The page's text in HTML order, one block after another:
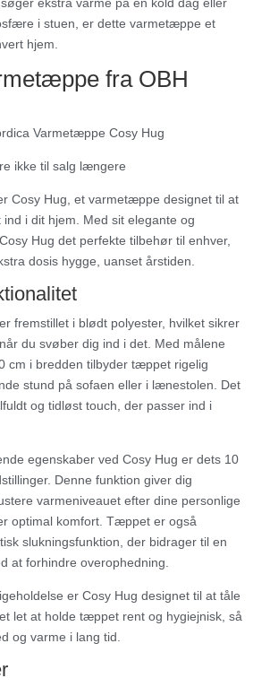
i stuen, er dette varmetæppe et
hjem.
fra OBH
ikke til salg længere
Cosy Hug, et varmetæppe designet til at
i dit hjem. Med sit elegante og
Hug det perfekte tilbehør til enhver,
dosis hygge, uanset årstiden.
fremstillet i blødt polyester, hvilket sikrer
du svøber dig ind i det. Med målene
cm i bredden tilbyder tæppet rigelig
stund på sofaen eller i lænestolen. Det
og tidløst touch, der passer ind i
egenskaber ved Cosy Hug er dets 10
Denne funktion giver dig
varmeniveauet efter dine personlige
optimal komfort. Tæppet er også
slukningsfunktion, der bidrager til en
at forhindre overophedning.
er Cosy Hug designet til at tåle
let at holde tæppet rent og hygiejnisk, så
og varme i lang tid.